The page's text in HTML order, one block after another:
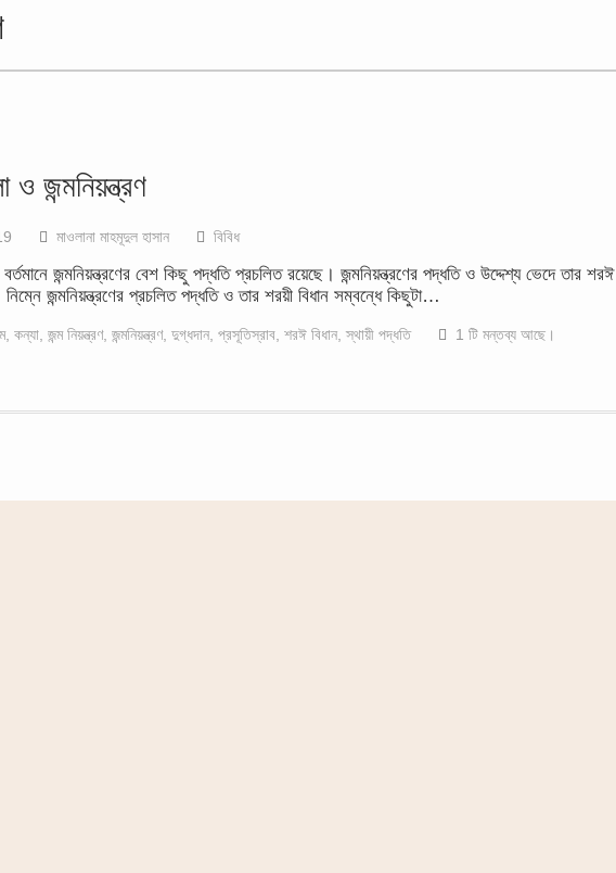
ও জন্মনিয়ন্ত্রণ
মাওলানা মাহমূদুল হাসান বিবিধ
জন্মনিয়ন্ত্রণের বেশ কিছু পদ্ধতি প্রচলিত রয়েছে। জন্মনিয়ন্ত্রণের পদ্ধতি ও উদ্দেশ্য ভেদে তার শরঈ
জন্মনিয়ন্ত্রণের প্রচলিত পদ্ধতি ও তার শরয়ী বিধান সম্বন্ধে কিছুটা…
, কন্যা জন্ম নিয়ন্ত্রণ, জন্মনিয়ন্ত্রণ, দুগ্ধদান প্রসূতিস্রাব শরঈ বিধান স্থায়ী পদ্ধতি 1 টি মন্তব্য আছে।